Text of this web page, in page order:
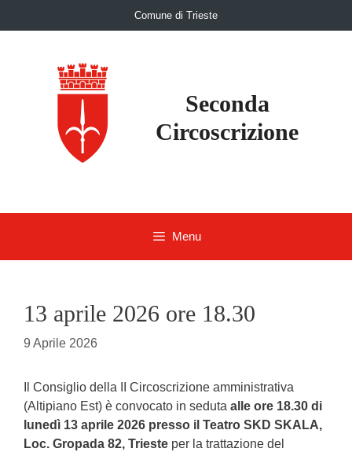
Comune di Trieste
Seconda
Circoscrizione
Menu
13 aprile 2026 ore 18.30
9 Aprile 2026
Il Consiglio della II Circoscrizione amministrativa
(Altipiano Est) è convocato in seduta alle ore 18.30 di
lunedì 13 aprile 2026 presso il Teatro SKD SKALA,
Loc. Gropada 82, Trieste per la trattazione del